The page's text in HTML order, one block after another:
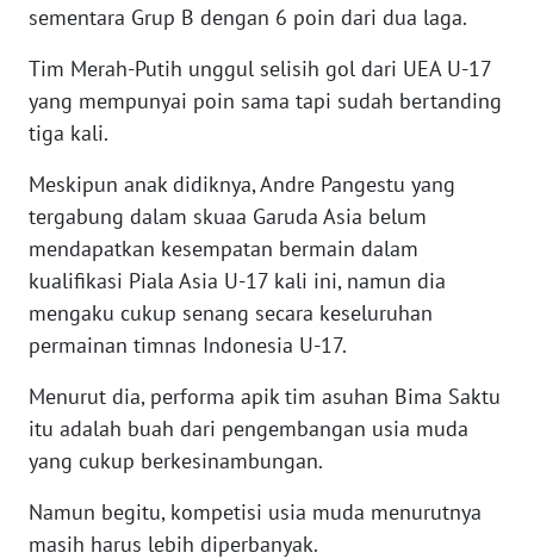
sementara Grup B dengan 6 poin dari dua laga.
Tim Merah-Putih unggul selisih gol dari UEA U-17
yang mempunyai poin sama tapi sudah bertanding
tiga kali.
Meskipun anak didiknya, Andre Pangestu yang
tergabung dalam skuaa Garuda Asia belum
mendapatkan kesempatan bermain dalam
kualifikasi Piala Asia U-17 kali ini, namun dia
mengaku cukup senang secara keseluruhan
permainan timnas Indonesia U-17.
Menurut dia, performa apik tim asuhan Bima Saktu
itu adalah buah dari pengembangan usia muda
yang cukup berkesinambungan.
Namun begitu, kompetisi usia muda menurutnya
masih harus lebih diperbanyak.
WN
SULTRA
WN
NTB
WN
SULTENG
WN
WN
BABEL